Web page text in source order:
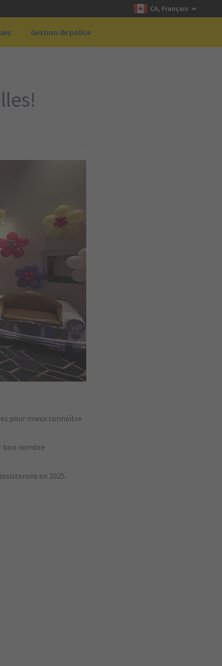
CA, Français
Gestion de police
pour mieux connaître
bon nombre
en 2025.